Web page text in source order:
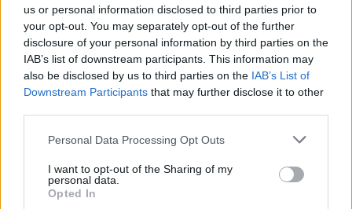
us or personal information disclosed to third parties prior to
your opt-out. You may separately opt-out of the further
disclosure of your personal information by third parties on the
IAB’s list of downstream participants. This information may
also be disclosed by us to third parties on the IAB’s List of
Downstream Participants that may further disclose it to other
Please note that this website/app uses one or more Google
not limited to your visit or usage behaviour. You may click to
grant or deny consent to Google and its third-party tags to
use your data for below specified purposes in below Google
Personal Data Processing Opt Outs
I want to opt-out of the Sharing of my
personal data.
Opted In
¿Mantener o vender? Cuatro perdedores de la jornada 9
17. octubre 2022 PorJesus Gallo|
Sin minutos en la jornada 9, expulsados o malas actuaciones
individuales pese a tener un valor de mercado superior a los 5 millones
de euros. ¿Mantener o vender a estos jugadores por una posible bajada